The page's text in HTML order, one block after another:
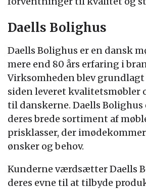
Daells Bolighus
Daells Bolighus er en dansk
mere end 80 års erfaring i
Virksomheden blev grundlagt
siden leveret kvalitetsmøbler
til danskerne. Daells
deres brede sortiment af
prisklasser, der
ønsker og behov.
Kunderne værdsætter Daells
deres evne til at tilbyde